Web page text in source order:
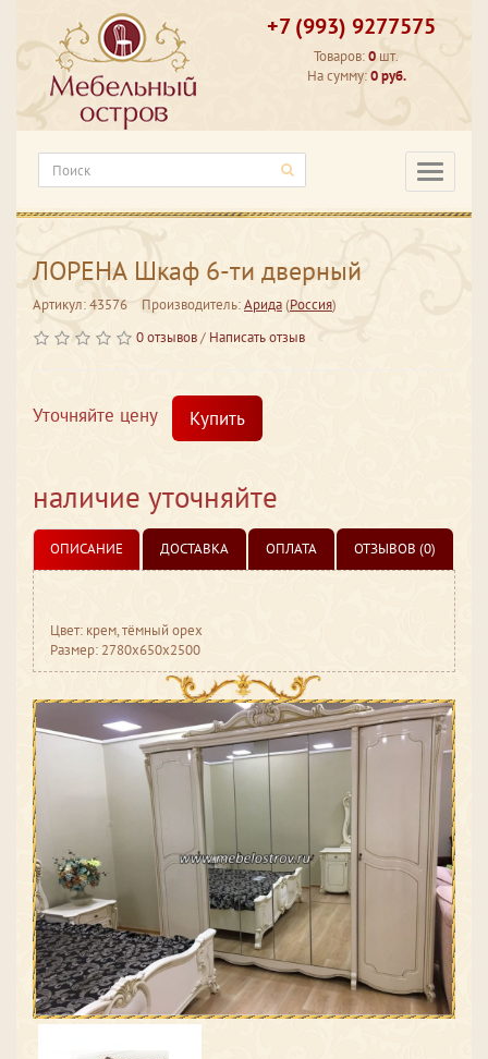
+7 (993) 9277575
Товаров:0 шт.
На сумму:0 руб.
ЛОРЕНА Шкаф 6-ти дверный
Артикул: 43576 Производитель:Арида(Россия)
0 отзывов/ Написать отзыв
Уточняйте цену Купить
наличие уточняйте
ОПИСАНИЕ ДОСТАВКА ОПЛАТА ОТЗЫВОВ (0)
Цвет: крем, тёмный орех
Размер: 2780x650x2500